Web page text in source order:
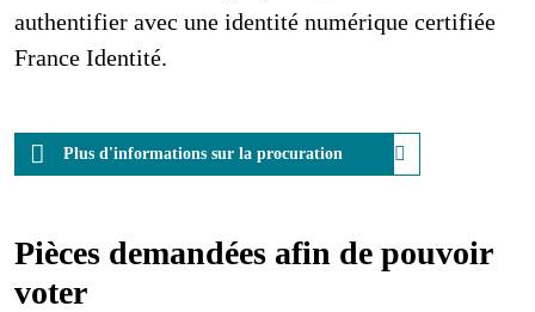
authentifier avec une identité numérique certifiée
France Identité.
Plus d'informations sur la procuration
Pièces demandées afin de pouvoir
voter